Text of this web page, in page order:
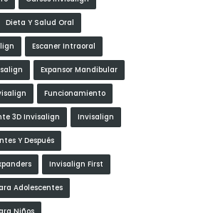
Dieta Y Salud Oral
Escaner Intraoral
Expansor Mandibular
Funcionamiento
3D Invisalign Invisalign
Y Después
Invisalign First
Adolescentes
Niños